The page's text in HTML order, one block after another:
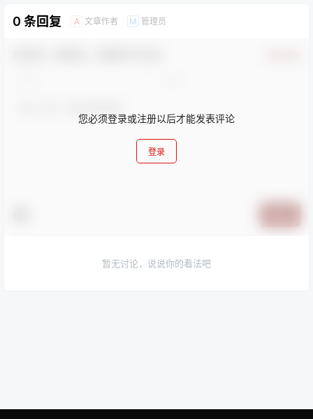
0 条回复 A 文章作者 M 管理员
您必须登录或注册以后才能发表评论
登录
暂无讨论，说说你的看法吧